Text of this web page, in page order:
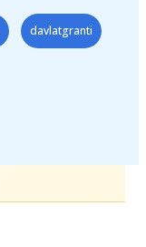
davlatgranti